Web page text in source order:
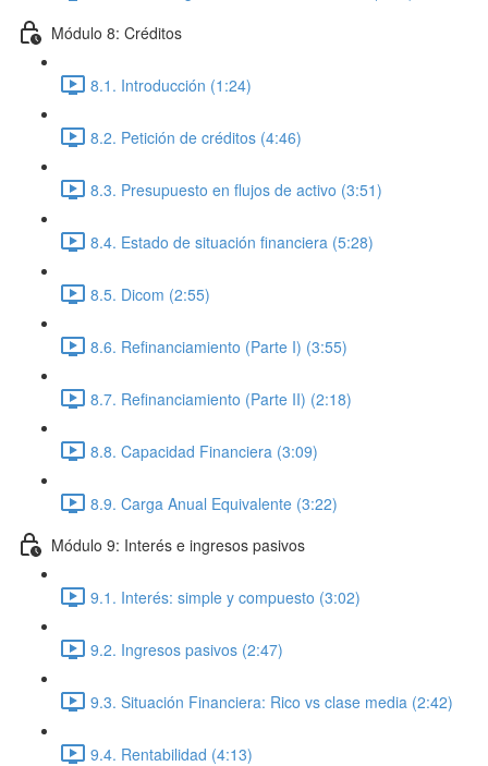
Módulo 8: Créditos
8.1. Introducción (1:24)
8.2. Petición de créditos (4:46)
8.3. Presupuesto en flujos de activo (3:51)
8.4. Estado de situación financiera (5:28)
8.5. Dicom (2:55)
8.6. Refinanciamiento (Parte I) (3:55)
8.7. Refinanciamiento (Parte II) (2:18)
8.8. Capacidad Financiera (3:09)
8.9. Carga Anual Equivalente (3:22)
Módulo 9: Interés e ingresos pasivos
9.1. Interés: simple y compuesto (3:02)
9.2. Ingresos pasivos (2:47)
9.3. Situación Financiera: Rico vs clase media (2:42)
9.4. Rentabilidad (4:13)